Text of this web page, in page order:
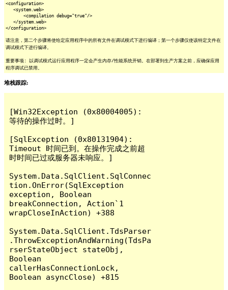
<configuration>
<system.web>
<compilation debug="true"/>
</system.web>
</configuration>
请注意，第二个步骤将使给定应用程序中的所有文件在调试模式下进行编译；第一个步骤仅使该特定文件在
调试模式下进行编译。
重要事项: 以调试模式运行应用程序一定会产生内存/性能系统开销。在部署到生产方案之前，应确保应用
程序调试已禁用。
堆栈跟踪:
[Win32Exception (0x80004005):
等待的操作过时。]
[SqlException (0x80131904):
Timeout 时间已到。在操作完成之前超
时时间已过或服务器未响应。]
System.Data.SqlClient.SqlConnec
tion.OnError(SqlException
exception, Boolean
breakConnection, Action`1
wrapCloseInAction) +388
System.Data.SqlClient.TdsParser
.ThrowExceptionAndWarning(TdsPa
rserStateObject stateObj,
Boolean
callerHasConnectionLock,
Boolean asyncClose) +815